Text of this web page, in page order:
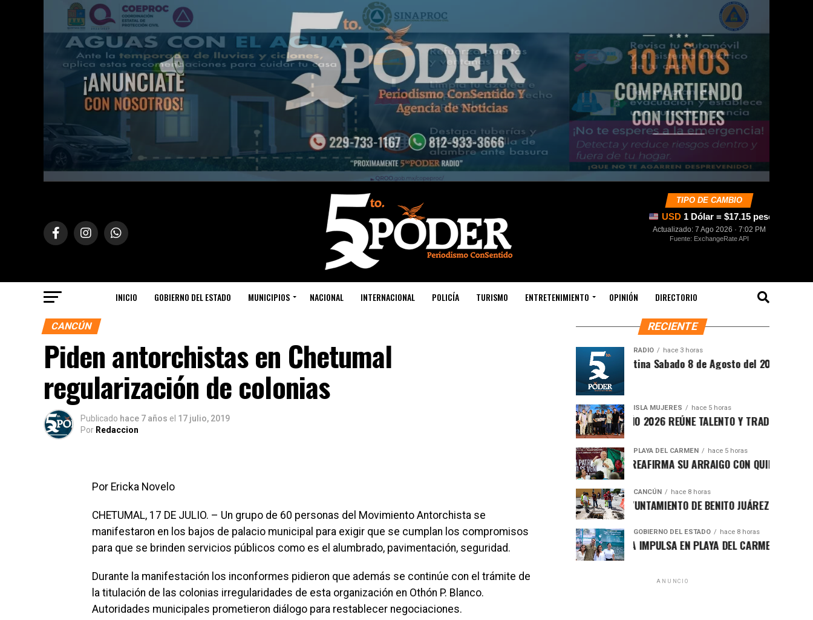
TIPO DE CAMBIO
USD 1 Dólar = $17.15 pesos
Actualizado: 7 Ago 2026 · 7:02 PM
Fuente: ExchangeRate API
INICIO GOBIERNO DEL ESTADO MUNICIPIOS NACIONAL INTERNACIONAL POLICÍA TURISMO ENTRETENIMIENTO OPINIÓN DIRECTORIO
CANCÚN
Piden antorchistas en Chetumal
regularización de colonias
Publicado hace 7 años el 17 julio, 2019
Por Redaccion
Por Ericka Novelo
CHETUMAL, 17 DE JULIO. – Un grupo de 60 personas del Movimiento Antorchista se
manifestaron en los bajos de palacio municipal para exigir que se cumplan los compromisos
para que se brinden servicios públicos como es el alumbrado, pavimentación, seguridad.
Durante la manifestación los inconformes pidieron que además se continúe con el trámite de
la titulación de las colonias irregularidades de esta organización en Othón P. Blanco.
Autoridades municipales prometieron diálogo para restablecer negociaciones.
RECIENTE
RADIO hace 3 horas
Síntesis Matutina Sabado 8 de Agosto del 2026
ISLA MUJERES hace 5 horas
CEVICHE ISLEÑO 2026 REÚNE TALENTO Y TRADICIÓN EN ISLA
PLAYA DEL CARMEN hace 5 horas
RAFA MARÍN REAFIRMA SU ARRAIGO CON QUINTANA ROO Y
CANCÚN hace 8 horas
FORTALECE AYUNTAMIENTO DE BENITO JUÁREZ ACCIONES
GOBIERNO DEL ESTADO hace 8 horas
MARA LEZAMA IMPULSA EN PLAYA DEL CARMEN EL PRIMER
ANUNCIO